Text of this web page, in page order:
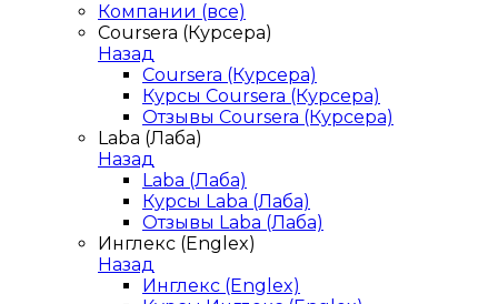
Компании (все)
Coursera (Курсера)
Назад
Coursera (Курсера)
Курсы Coursera (Курсера)
Отзывы Coursera (Курсера)
Laba (Лаба)
Назад
Laba (Лаба)
Курсы Laba (Лаба)
Отзывы Laba (Лаба)
Инглекс (Englex)
Назад
Инглекс (Englex)